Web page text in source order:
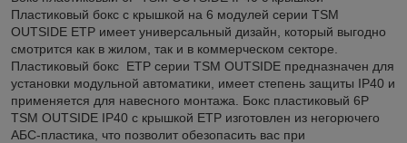
Пластиковый бокс с крышкой на 6 модулей серии TSM
OUTSIDE ЕТР имеет универсальный дизайн, который выгодно
смотрится как в жилом, так и в коммерческом секторе.
Пластиковый бокс ЕТР серии TSM OUTSIDE предназначен для
установки модульной автоматики, имеет степень защиты IP40 и
применяется для навесного монтажа. Бокс пластиковый 6Р
TSM OUTSIDE IP40 с крышкой ЕТР изготовлен из негорючего
АБС-пластика, что позволит обезопасить вас при